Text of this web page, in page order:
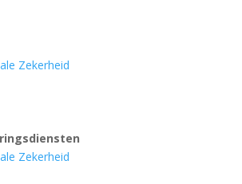
Zekerheid
Zekerheid